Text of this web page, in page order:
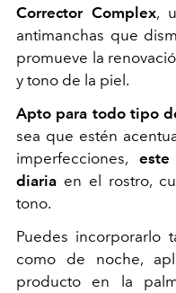
Corrector Complex,
antimanchas que
promueve la
y tono de la piel.
Apto para todo tipo
sea que estén
imperfecciones,
diaria en el rostro,
tono.
Puedes incorporarlo
como de noche,
producto en la